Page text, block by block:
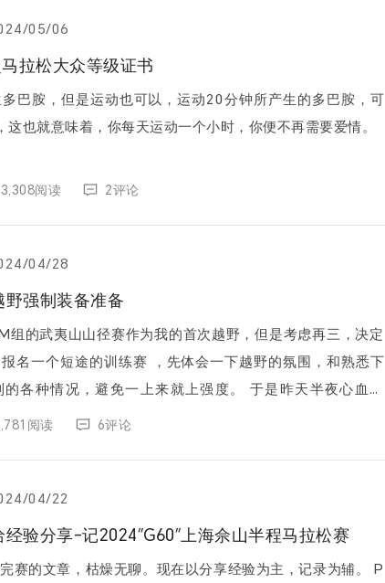
05/06
拉松大众等级证书
巴胺，但是运动也可以，运动20分钟所产生的多巴胺，可
这也就意味着，你每天运动一个小时，你便不再需要爱情。
阅读 2评论
04/28
野强制装备准备
组的武夷山山径赛作为我的首次越野，但是考虑再三，决定
名一个短途的训练赛 ，先体会一下越野的氛围，和熟悉下
情况，避免一上来就上强度。 于是昨天半夜心血来
决定选择一个距离上海较近的...
阅读 6评论
04/22
经验分享-记2024″G60″上海佘山半程马拉松赛
赛的文章，枯燥无聊。现在以分享经验为主，记录为辅。 P